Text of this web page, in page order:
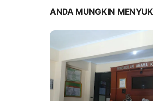
ANDA MUNGKIN